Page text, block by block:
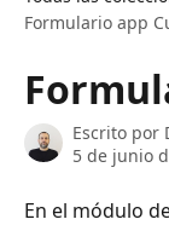
Formulario app
Escrito por
5 de junio
En el módulo